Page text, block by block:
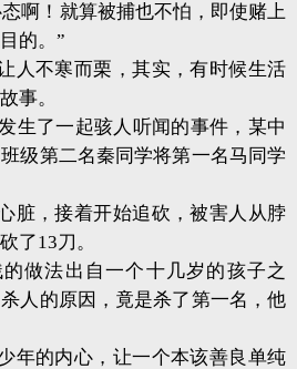
啊！就算被捕也不怕，即使赌上
的。”
人不寒而栗，其实，有时候生活
事。
生了一起骇人听闻的事件，某中
级第二名秦同学将第一名马同学
脏，接着开始追砍，被害人从脖
了13刀。
做法出自一个十几岁的孩子之
人的原因，竟是杀了第一名，他
年的内心，让一个本该善良单纯